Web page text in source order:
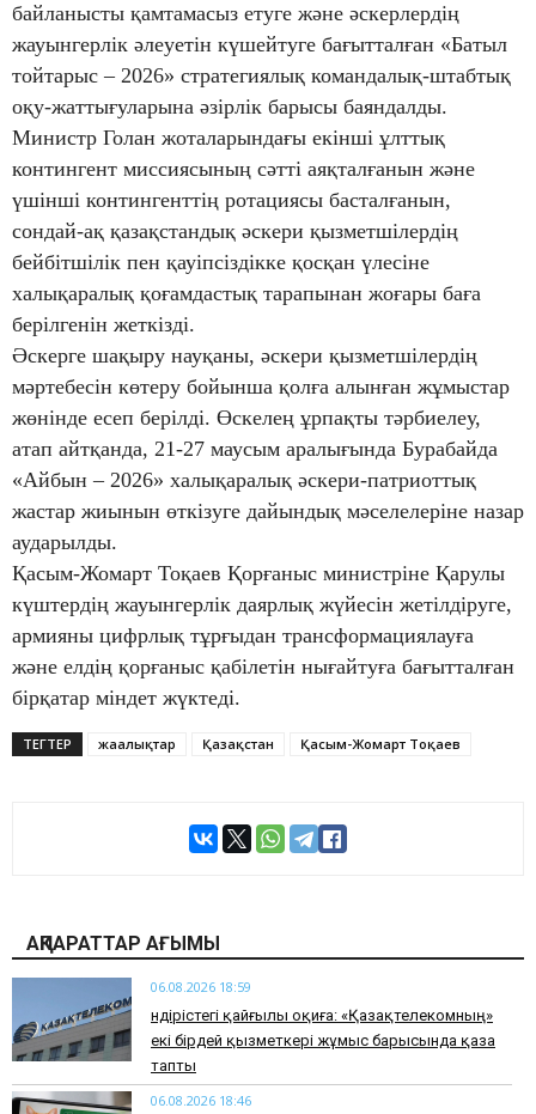
байланысты қамтамасыз етуге және әскерлердің
жауынгерлік әлеуетін күшейтуге бағытталған «Батыл
тойтарыс – 2026» стратегиялық командалық-штабтық
оқу-жаттығуларына әзірлік барысы баяндалды.
Министр Голан жоталарындағы екінші ұлттық
контингент миссиясының сәтті аяқталғанын және
үшінші контингенттің ротациясы басталғанын,
сондай-ақ қазақстандық әскери қызметшілердің
бейбітшілік пен қауіпсіздікке қосқан үлесіне
халықаралық қоғамдастық тарапынан жоғары баға
берілгенін жеткізді.
Әскерге шақыру науқаны, әскери қызметшілердің
мәртебесін көтеру бойынша қолға алынған жұмыстар
жөнінде есеп берілді. Өскелең ұрпақты тәрбиелеу,
атап айтқанда, 21-27 маусым аралығында Бурабайда
«Айбын – 2026» халықаралық әскери-патриоттық
жастар жиынын өткізуге дайындық мәселелеріне назар
аударылды.
Қасым-Жомарт Тоқаев Қорғаныс министріне Қарулы
күштердің жауынгерлік даярлық жүйесін жетілдіруге,
армияны цифрлық тұрғыдан трансформациялауға
және елдің қорғаныс қабілетін нығайтуға бағытталған
бірқатар міндет жүктеді.
ТЕГТЕР жаңалықтар Қазақстан Қасым-Жомарт Тоқаев
АҚПАРАТТАР АҒЫМЫ
06.08.2026 18:59
Өндірістегі қайғылы оқиға: «Қазақтелекомның»
екі бірдей қызметкері жұмыс барысында қаза
тапты
06.08.2026 18:46